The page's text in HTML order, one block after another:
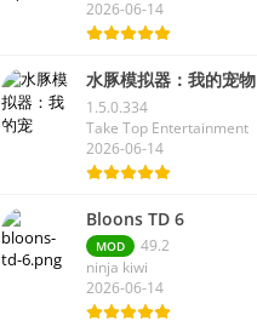
2026-06-14
水豚模拟器：我的宠物
1.5.0.334
Take Top Entertainment
2026-06-14
Bloons TD 6
MOD
49.2
ninja kiwi
2026-06-14